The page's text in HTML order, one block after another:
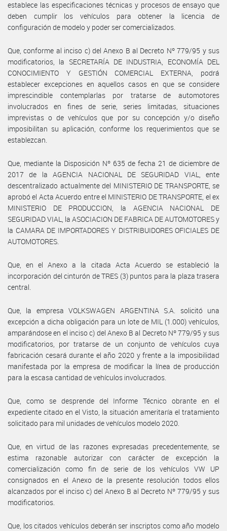
establece las especificaciones técnicas y procesos de ensayo que
deben cumplir los vehículos para obtener la licencia de
configuración de modelo y poder ser comercializados.
Que, conforme al inciso c) del Anexo B al Decreto Nº 779/95 y sus
modificatorios, la SECRETARÍA DE INDUSTRIA, ECONOMÍA DEL
CONOCIMIENTO Y GESTIÓN COMERCIAL EXTERNA, podrá
establecer excepciones en aquellos casos en que se considere
imprescindible contemplarlas por tratarse de automotores
involucrados en fines de serie, series limitadas, situaciones
imprevistas o de vehículos que por su concepción y/o diseño
imposibilitan su aplicación, conforme los requerimientos que se
establezcan.
Que, mediante la Disposición Nº 635 de fecha 21 de diciembre de
2017 de la AGENCIA NACIONAL DE SEGURIDAD VIAL, ente
descentralizado actualmente del MINISTERIO DE TRANSPORTE, se
aprobó el Acta Acuerdo entre el MINISTERIO DE TRANSPORTE, el ex
MINISTERIO DE PRODUCCION, la AGENCIA NACIONAL DE
SEGURIDAD VIAL, la ASOCIACION DE FABRICA DE AUTOMOTORES y
la CAMARA DE IMPORTADORES Y DISTRIBUIDORES OFICIALES DE
AUTOMOTORES.
Que, en el Anexo a la citada Acta Acuerdo se estableció la
incorporación del cinturón de TRES (3) puntos para la plaza trasera
central.
Que, la empresa VOLKSWAGEN ARGENTINA S.A. solicitó una
excepción a dicha obligación para un lote de MIL (1.000) vehículos,
amparándose en el inciso c) del Anexo B al Decreto Nº 779/95 y sus
modificatorios, por tratarse de un conjunto de vehículos cuya
fabricación cesará durante el año 2020 y frente a la imposibilidad
manifestada por la empresa de modificar la línea de producción
para la escasa cantidad de vehículos involucrados.
Que, como se desprende del Informe Técnico obrante en el
expediente citado en el Visto, la situación ameritaría el tratamiento
solicitado para mil unidades de vehículos modelo 2020.
Que, en virtud de las razones expresadas precedentemente, se
estima razonable autorizar con carácter de excepción la
comercialización como fin de serie de los vehículos VW UP
consignados en el Anexo de la presente resolución todos ellos
alcanzados por el inciso c) del Anexo B al Decreto Nº 779/95 y sus
modificatorios.
Que, los citados vehículos deberán ser inscriptos como año modelo